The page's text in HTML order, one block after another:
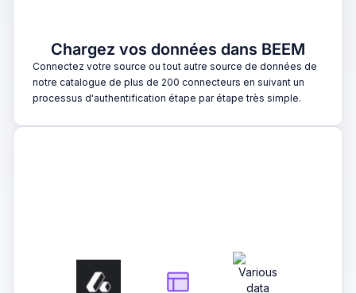
Chargez vos données dans BEEM
Connectez votre source ou tout autre source de données de
notre catalogue de plus de 200 connecteurs en suivant un
processus d'authentification étape par étape très simple.